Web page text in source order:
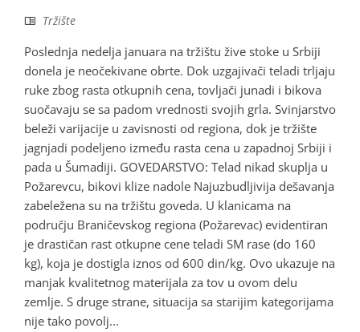
Tržište
Poslednja nedelja januara na tržištu žive stoke u Srbiji
donela je neočekivane obrte. Dok uzgajivači teladi trljaju
ruke zbog rasta otkupnih cena, tovljači junadi i bikova
suočavaju se sa padom vrednosti svojih grla. Svinjarstvo
beleži varijacije u zavisnosti od regiona, dok je tržište
jagnjadi podeljeno između rasta cena u zapadnoj Srbiji i
pada u Šumadiji. GOVEDARSTVO: Telad nikad skuplja u
Požarevcu, bikovi klize nadole Najuzbudljivija dešavanja
zabeležena su na tržištu goveda. U klanicama na
području Braničevskog regiona (Požarevac) evidentiran
je drastičan rast otkupne cene teladi SM rase (do 160
kg), koja je dostigla iznos od 600 din/kg. Ovo ukazuje na
manjak kvalitetnog materijala za tov u ovom delu
zemlje. S druge strane, situacija sa starijim kategorijama
nije tako povolj...